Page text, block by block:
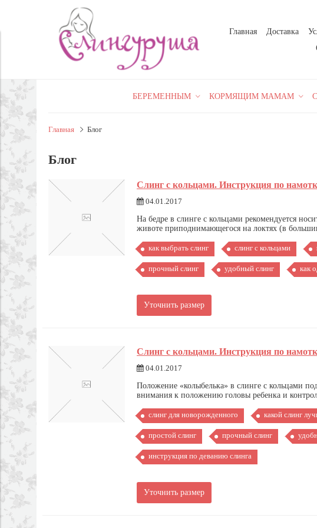
Главная Доставка
БЕРЕМЕННЫМ КОРМЯЩИМ МАМАМ
Главная Блог
Блог
Слинг с кольцами. Инструкция по
04.01.2017
На бедре в слинге с кольцами рекомендуется
животе приподнимающегося на локтях (в
как выбрать слинг слинг с кольцами
прочный слинг удобный слинг как
Уточнить размер
Слинг с кольцами. Инструкция по
04.01.2017
Положение «колыбелька» в слинге с кольцами
внимания к положению головы ребенка и
слинг для новорожденного какой слинг
простой слинг прочный слинг
инструкция по деванию слинга
Уточнить размер